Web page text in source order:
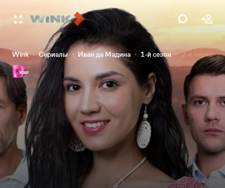
Wink Сериалы Иван да Мадина 1-й сезон 2-я серия